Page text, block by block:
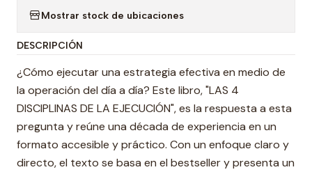
Mostrar stock de ubicaciones
DESCRIPCIÓN
¿Cómo ejecutar una estrategia efectiva en medio de
la operación del día a día? Este libro, "LAS 4
DISCIPLINAS DE LA EJECUCIÓN", es la respuesta a esta
pregunta y reúne una década de experiencia en un
formato accesible y práctico. Con un enfoque claro y
directo, el texto se basa en el bestseller y presenta un